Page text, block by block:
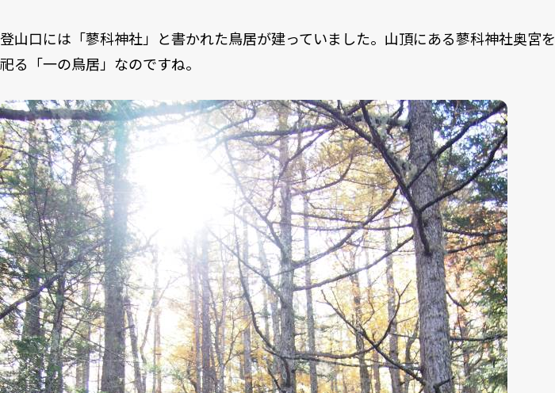
登山口には「蓼科神社」と書かれた鳥居が建っていました。山頂にある蓼科神社奥宮を
祀る「一の鳥居」なのですね。